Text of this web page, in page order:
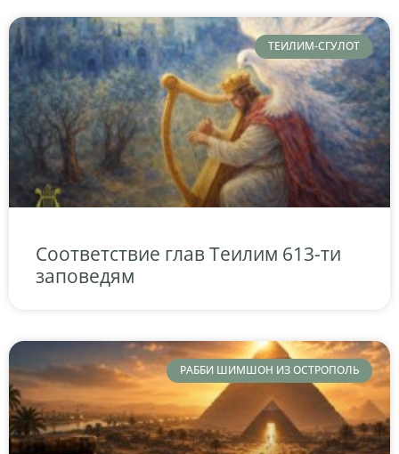
ТЕИЛИМ-СГУЛОТ
Соответствие глав Теилим 613-ти
заповедям
РАББИ ШИМШОН ИЗ ОСТРОПОЛЬ